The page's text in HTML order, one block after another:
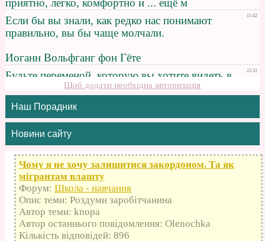
Щоб додати необхідна авторизація
Наш Порадник
Новини сайту
Чому я не хочу залишитися закордоном. Та як
мігрантам влашту
Форум: Школа - навчання
Опис теми: Роздуми заробітчанина
Автор теми: knopa
Автор останнього повідомлення: Olenochka
Кількість відповідей: 896